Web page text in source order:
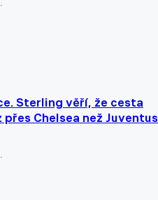
Sterling věří, že cesta
Chelsea než Juventus